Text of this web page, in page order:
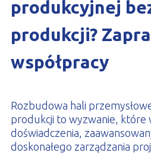
produkcyjnej
produkcji?
współpracy
Rozbudowa hali
produkcji to wyzwanie, które
doświadczenia,
doskonałego zarządzania